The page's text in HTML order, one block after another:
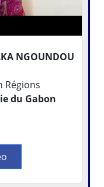
NGOUNDOU
Régions
du Gabon